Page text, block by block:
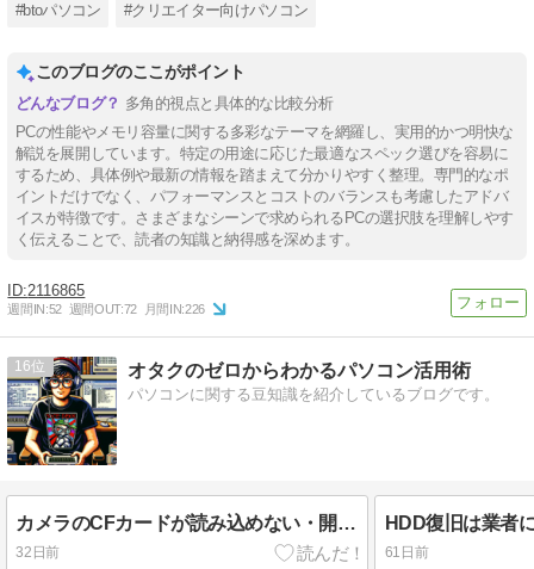
#btoパソコン #クリエイター向けパソコン
このブログのここがポイント
多角的視点と具体的な比較分析
PCの性能やメモリ容量に関する多彩なテーマを網羅し、実用的かつ明快な
解説を展開しています。特定の用途に応じた最適なスペック選びを容易に
するため、具体例や最新の情報を踏まえて分かりやすく整理。専門的なポ
イントだけでなく、パフォーマンスとコストのバランスも考慮したアドバ
イスが特徴です。さまざまなシーンで求められるPCの選択肢を理解しやす
く伝えることで、読者の知識と納得感を深めます。
2116865
週間IN:52 週間OUT:72 月間IN:226
16 オタクのゼロからわかるパソコン活用術
パソコンに関する豆知識を紹介しているブログです。
カメラのCFカードが読み込めない・開けない時のデータ復旧ガイド
32日前 61日前